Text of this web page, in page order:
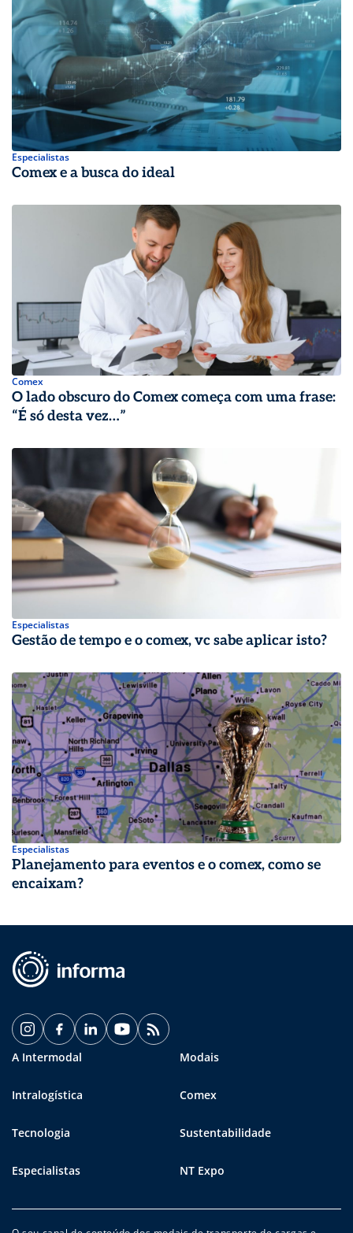
Especialistas
Comex e a busca do ideal
Comex
O lado obscuro do Comex começa com uma frase:
“É só desta vez…”
Especialistas
Gestão de tempo e o comex, vc sabe aplicar isto?
Especialistas
Planejamento para eventos e o comex, como se
encaixam?
A Intermodal Modais
Intralogística Comex
Tecnologia Sustentabilidade
Especialistas NT Expo